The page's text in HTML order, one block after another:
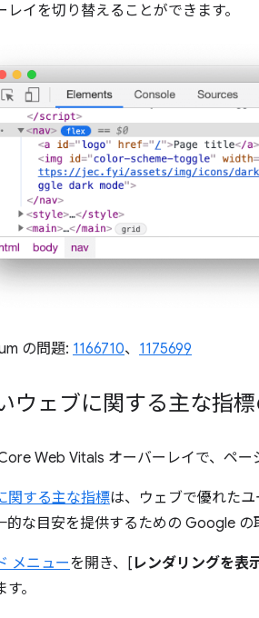
レイを切り替えることができます。
の問題: 1166710、 1175699
ウェブに関する主な指
Web Vitals オーバーレイで、ペー
関する主な指標は、ウェブで優れた
的な目安を提供するための Google の
メニューを開き、[ レンダリングを表
。